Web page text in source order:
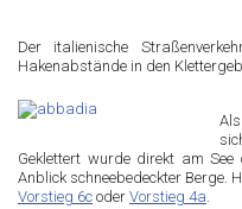
Der italienische
Hakenabstände in den
Geklettert wurde direkt am
Anblick schneebedeckter Berge.
Vorstieg 6c oder Vorstieg 4a.